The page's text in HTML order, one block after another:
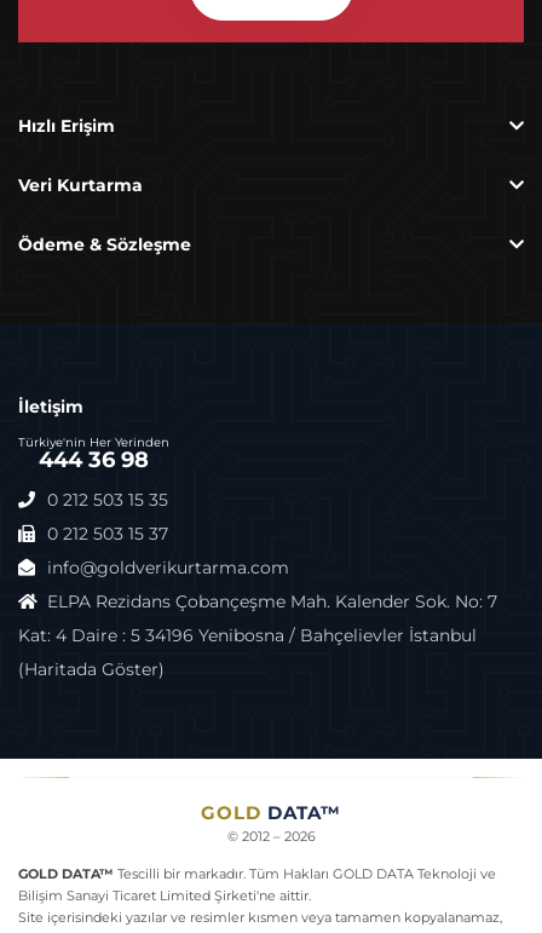
Hızlı Erişim
Veri Kurtarma
Ödeme & Sözleşme
İletişim
Türkiye'nin Her Yerinden
444 36 98
0 212 503 15 35
0 212 503 15 37
info@goldverikurtarma.com
ELPA Rezidans Çobançeşme Mah. Kalender Sok. No: 7
Kat: 4 Daire : 5 34196 Yenibosna / Bahçelievler İstanbul
(Haritada Göster)
GOLD DATA™
© 2012 – 2026
GOLD DATA™ Tescilli bir markadır. Tüm Hakları GOLD DATA Teknoloji ve
Bilişim Sanayi Ticaret Limited Şirketi'ne aittir.
Site içerisindeki yazılar ve resimler kısmen veya tamamen kopyalanamaz,